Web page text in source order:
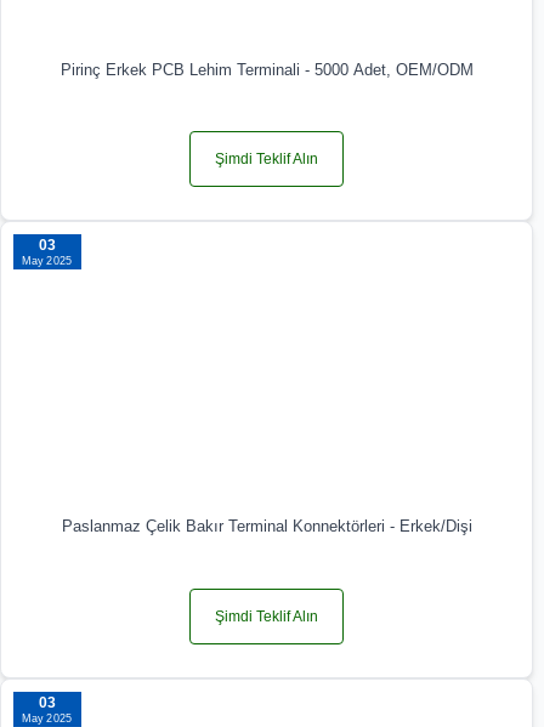
Pirinç Erkek PCB Lehim Terminali - 5000 Adet, OEM/ODM
Şimdi Teklif Alın
03
May 2025
Paslanmaz Çelik Bakır Terminal Konnektörleri - Erkek/Dişi
Şimdi Teklif Alın
03
May 2025